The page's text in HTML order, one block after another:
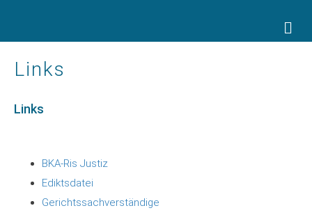
Links
Links
BKA-Ris Justiz
Ediktsdatei
Gerichtssachverständige